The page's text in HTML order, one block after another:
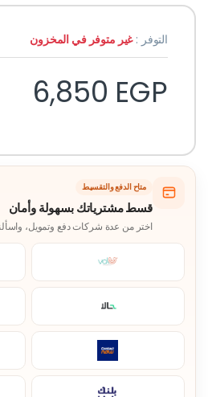
التوفر :غير متوفر في المخزون
6,850 EGP
متاح الدفع والتقسيط
قسط مشترياتك بسهولة وأمان
اختر من عدة شركات دفع وتمويل،